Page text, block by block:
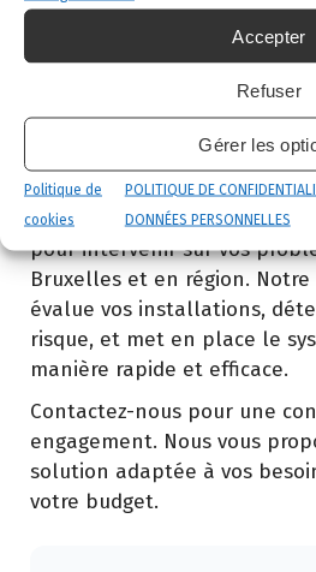
Accepter
Refuser
Gérer les
Politique de
cookies
POLITIQUE DE
DONNÉES PERSONNELLES
durabilité de notre
Intervenir avec
CoplaClean est une
autorités belges, disponible
pour intervenir sur vos
Bruxelles et en région. Notre
évalue vos installations,
risque, et met en place le
manière rapide et efficace.
Contactez-nous pour une
engagement. Nous vous
solution adaptée à vos
votre budget.